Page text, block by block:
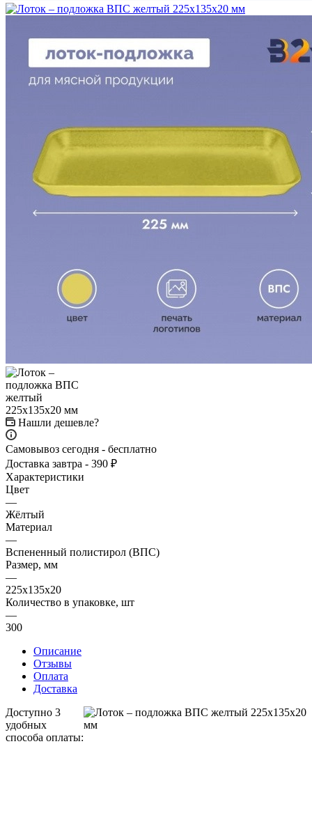
Нашли дешевле?
Самовывоз сегодня - бесплатно
Доставка завтра - 390 ₽
Характеристики
Цвет
—
Жёлтый
Материал
—
Вспененный полистирол (ВПС)
Размер, мм
—
225x135x20
Количество в упаковке, шт
—
300
Описание
Отзывы
Оплата
Доставка
Доступно 3
удобных
способа оплаты: